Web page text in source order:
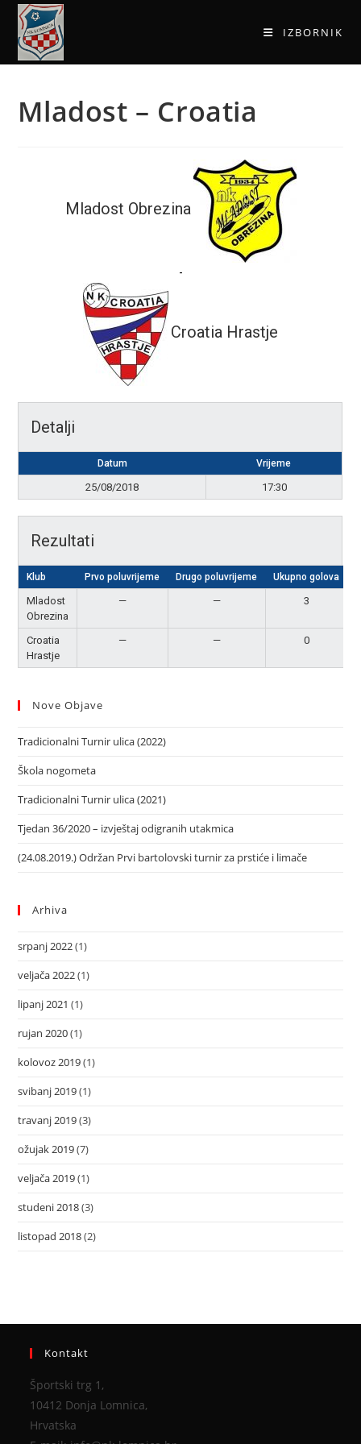
IZBORNIK
Mladost – Croatia
Mladost Obrezina
-
Croatia Hrastje
Detalji
Datum Vrijeme
25/08/2018 17:30
Rezultati
Klub Prvo poluvrijeme Drugo poluvrijeme Ukupno golova
Mladost
Obrezina
— — 3
Croatia
Hrastje
— — 0
Nove Objave
Tradicionalni Turnir ulica (2022)
Škola nogometa
Tradicionalni Turnir ulica (2021)
Tjedan 36/2020 – izvještaj odigranih utakmica
(24.08.2019.) Održan Prvi bartolovski turnir za prstiće i limače
Arhiva
srpanj 2022(1)
veljača 2022(1)
lipanj 2021 (1)
rujan 2020(1)
kolovoz 2019(1)
svibanj 2019(1)
travanj 2019(3)
ožujak 2019(7)
veljača 2019(1)
studeni 2018(3)
listopad 2018(2)
Kontakt
Športski trg 1,
10412 Donja Lomnica,
Hrvatska